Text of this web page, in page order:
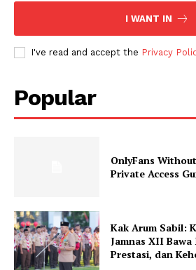
I WANT IN
I've read and accept the Privacy
Popular
OnlyFans
Private Access
Kak Arum Sabil:
Jamnas XII
Prestasi, dan